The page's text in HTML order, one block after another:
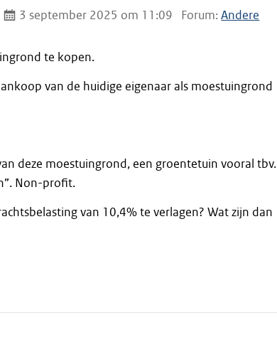
3 september 2025 om 11:09 Forum:Andere
te kopen.
van de huidige eigenaar als moestuingrond
deze moestuingrond, een groentetuin vooral tbv.
Non-profit.
van 10,4% te verlagen? Wat zijn dan